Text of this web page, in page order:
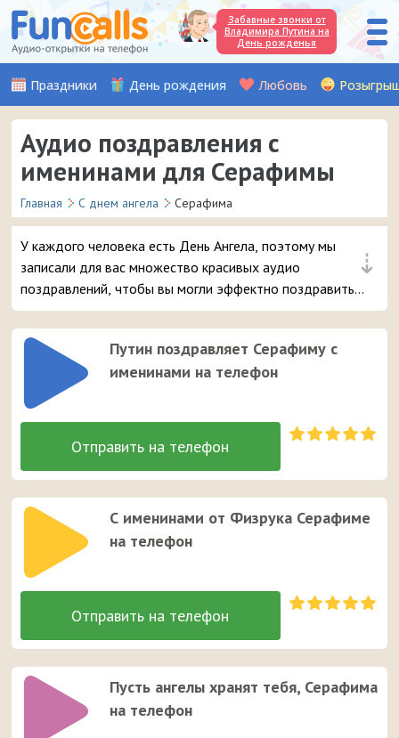
Забавные звонки от
Владимира Путина на
День рожденья
Праздники День рождения Любовь
Аудио поздравления с
именинами для Серафимы
Главная С днем ангела Серафима
⇣
У каждого человека есть День Ангела, поэтому мы
записали для вас множество красивых аудио
поздравлений, чтобы вы могли эффектно поздравить
вашу подругу или знакомую с именем Серафима.
Просто выберите самое интересное поздравление с
именинами и отправьте его в 3 клика на мобильный
телефон адресата.
Путин поздравляет Серафиму с
именинами на телефон
С именинами от Физрука Серафиме
на телефон
Пусть ангелы хранят тебя, Серафима
на телефон